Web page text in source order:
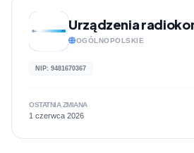
OGÓLNOPOLSKIE
NIP: 9481670367
OSTATNIA ZMIANA
1 czerwca 2026